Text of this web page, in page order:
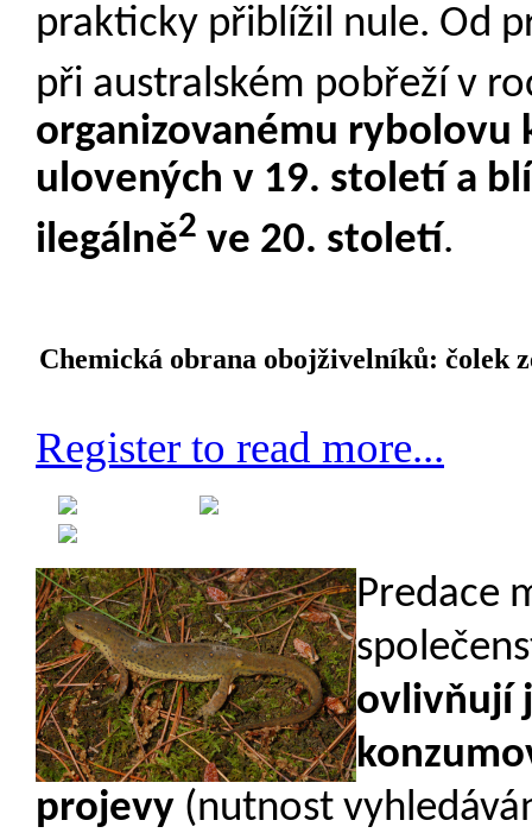
prakticky přiblížil nule. Od
při australském pobřeží v
organizovanému rybolovu
ulovených v 19. století a
ilegálně2 ve 20. století.
Chemická obrana obojživelníků: čolek
Register to read more...
Predace
ovlivňují
projevy (nutnost